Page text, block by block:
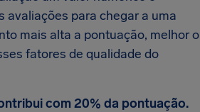
avaliações para chegar a uma
mais alta a pontuação, melhor o
fatores de qualidade do
com 20% da pontuação.